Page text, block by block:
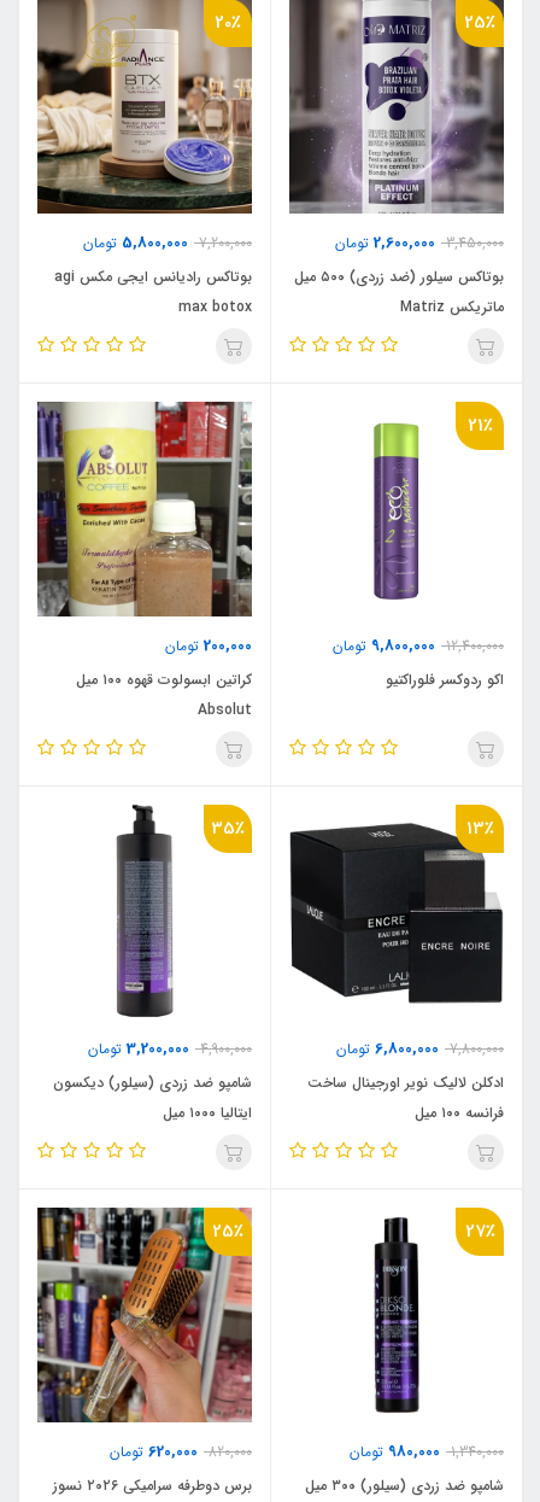
25٪
3,450,000
2,600,000 تومان
بوتاکس سیلور (ضد زردی) ۵۰۰ میل
ماتریکس Matriz
20٪
7,200,000
5,800,000 تومان
بوتاکس رادیانس ایجی مکس agi
max botox
21٪
12,400,000
9,800,000 تومان
اکو ردوکسر فلوراکتیو
200,000 تومان
کراتین ابسولوت قهوه ۱۰۰ میل
Absolut
13٪
7,800,000
6,800,000 تومان
ادکلن لالیک نویر اورجینال ساخت
فرانسه ۱۰۰ میل
35٪
4,900,000
3,200,000 تومان
شامپو ضد زردی (سیلور) دیکسون
ایتالیا ۱۰۰۰ میل
27٪
1,340,000
980,000 تومان
شامپو ضد زردی (سیلور) ۳۰۰ میل
25٪
820,000
620,000 تومان
برس دوطرفه سرامیکی ۲۰۲۶ نسوز